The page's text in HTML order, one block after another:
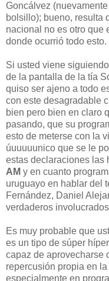
Goncálvez
bolsillo); bueno, resulta
nacional no es otro que
donde ocurrió todo esto.
Si usted viene
de la pantalla de la tía
quiso ser ajeno a todo
con este desagradable
bien pero bien en claro
pasando, que su
esto de meterse con la
úuuuuunico que se le
estas declaraciones las
AM y en cuanto
uruguayo en hablar del
Fernández, Daniel
verdaderos
Es muy probable que
es un tipo de súper
capaz de aprovecharse
repercusión propia en
especialmente en